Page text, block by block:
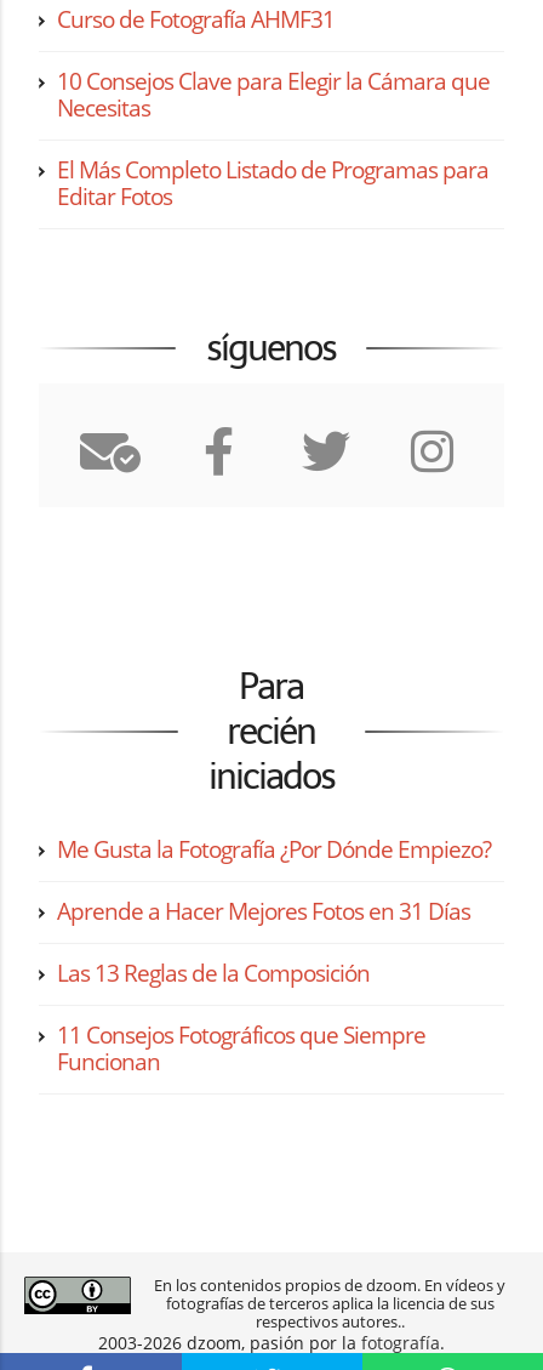
Curso de Fotografía AHMF31
10 Consejos Clave para Elegir la Cámara que
Necesitas
El Más Completo Listado de Programas para
Editar Fotos
síguenos
Para
recién
iniciados
Me Gusta la Fotografía ¿Por Dónde Empiezo?
Aprende a Hacer Mejores Fotos en 31 Días
Las 13 Reglas de la Composición
11 Consejos Fotográficos que Siempre
Funcionan
En los contenidos propios de dzoom. En vídeos y
fotografías de terceros aplica la licencia de sus
respectivos autores..
2003-2026 dzoom, pasión por la fotografía.